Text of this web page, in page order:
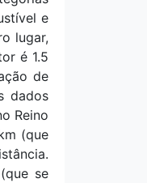
e
lugar,
é 1.5
de
dados
Reino
(que
se